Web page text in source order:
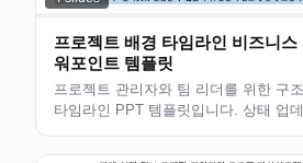
프로젝트 배경 타임라인 비즈니
워포인트 템플릿
프로젝트 관리자와 팀 리더를 위한 구
타임라인 PPT 템플릿입니다. 상태 업
가능한 레이아웃.